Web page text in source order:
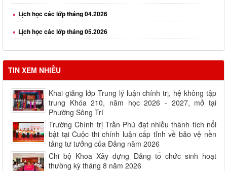
Lịch học các lớp tháng 04.2026
Lịch học các lớp tháng 05.2026
Lịch học các lớp tháng 06.2026
TIN XEM NHIỀU
Khai giảng lớp Trung lý luận chính trị, hệ không tập
trung Khóa 210, năm học 2026 - 2027, mở tại
Phường Sông Trí
Trường Chính trị Trần Phú đạt nhiều thành tích nổi
bật tại Cuộc thi chính luận cấp tỉnh về bảo vệ nền
tảng tư tưởng của Đảng năm 2026
Chi bộ Khoa Xây dựng Đảng tổ chức sinh hoạt
thường kỳ tháng 8 năm 2026